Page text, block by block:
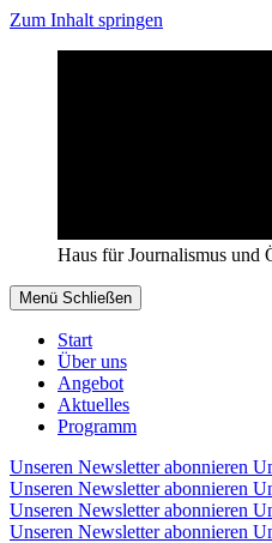
Zum Inhalt springen
Haus für Journalismus und
Menü Schließen
Start
Über uns
Angebot
Aktuelles
Programm
Unseren Newsletter abonnieren
Unseren Newsletter abonnieren
Unseren Newsletter abonnieren
Unseren Newsletter abonnieren